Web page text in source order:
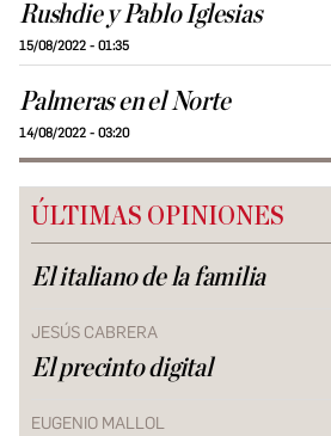
Rushdie y Pablo Iglesias
15/08/2022 - 01:35
Palmeras en el Norte
14/08/2022 - 03:20
ÚLTIMAS OPINIONES
El italiano de la familia
JESÚS CABRERA
El precinto digital
EUGENIO MALLOL